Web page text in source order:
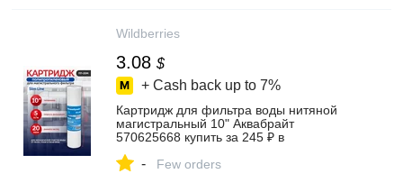
Wildberries
3.08 $
+ Cash back up to 7%
Картридж для фильтра воды нитяной
магистральный 10" Аквабрайт
570625668 купить за 245 ₽ в
- Few orders